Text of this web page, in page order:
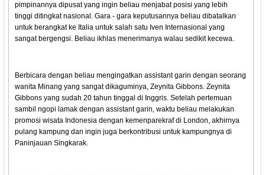
pimpinannya dipusat yang ingin beliau menjabat posisi yang lebih
tinggi ditingkat nasional. Gara - gara keputusannya beliau dibatalkan
untuk berangkat ke Italia untuk salah satu Iven Internasional yang
sangat bergengsi. Beliau ikhlas menerimanya walau sedikit kecewa.
Berbicara dengan beliau mengingatkan assistant garin dengan seorang
wanita Minang yang sangat dikaguminya, Zeynita Gibbons. Zeynita
Gibbons yang sudah 20 tahun tinggal di Inggris. Setelah pertemuan
sambil ngopi lamak dengan assistant garin, waktu beliau melakukan
promosi wisata Indonesia dengan kemenparekraf di London, akhirnya
pulang kampung dan ingin juga berkontribusi untuk kampungnya di
Paninjauan Singkarak.